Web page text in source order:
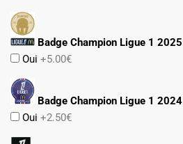
Badge Champion Ligue 1 2025
Oui +5.00€
Badge Champion Ligue 1 2024
Oui +2.50€